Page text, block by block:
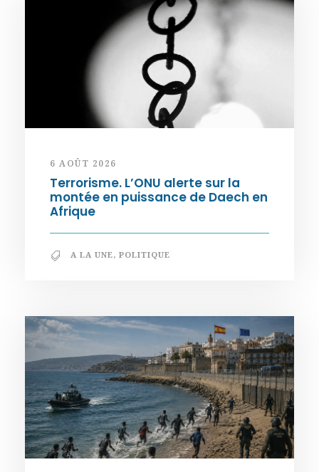
6 AOÛT 2026
Terrorisme. L’ONU alerte sur la
montée en puissance de Daech en
Afrique
A LA UNE, POLITIQUE